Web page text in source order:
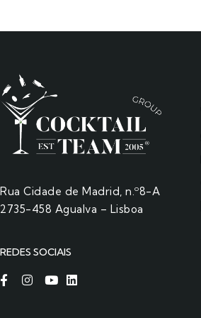
Rua Cidade de Madrid, n.º8-A
2735-458 Agualva – Lisboa
REDES SOCIAIS